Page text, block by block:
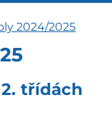
2024/2025
třídách